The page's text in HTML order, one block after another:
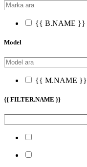
{{ B.NAME }}
Model
{{ M.NAME }}
{{ FILTER.NAME }}